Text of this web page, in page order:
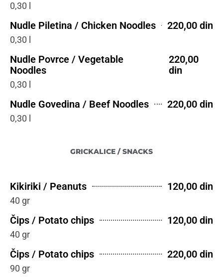
0,30 l
Nudle Piletina / Chicken Noodles 220,00 din
0,30 l
Nudle Povrce / Vegetable
Noodles
220,00
din
0,30 l
Nudle Govedina / Beef Noodles 220,00 din
0,30 l
GRICKALICE / SNACKS
Kikiriki / Peanuts 120,00 din
40 gr
Čips / Potato chips 120,00 din
40 gr
Čips / Potato chips 220,00 din
90 gr